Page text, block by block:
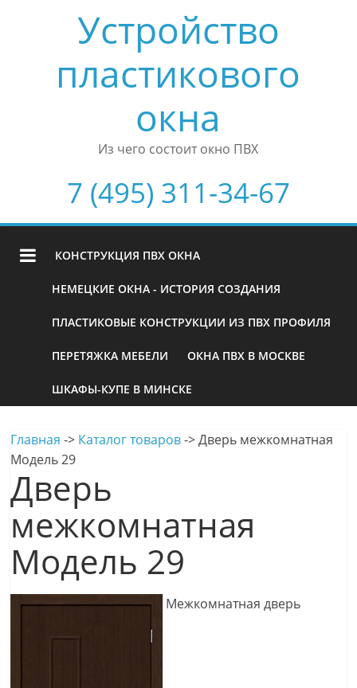
Устройство
пластикового
окна
Из чего состоит окно ПВХ
7 (495) 311-34-67
КОНСТРУКЦИЯ ПВХ ОКНА
НЕМЕЦКИЕ ОКНА - ИСТОРИЯ СОЗДАНИЯ
ПЛАСТИКОВЫЕ КОНСТРУКЦИИ ИЗ ПВХ ПРОФИЛЯ
ПЕРЕТЯЖКА МЕБЕЛИ ОКНА ПВХ В МОСКВЕ
ШКАФЫ-КУПЕ В МИНСКЕ
Главная -> Каталог товаров->Дверь межкомнатная
Модель 29
Дверь
межкомнатная
Модель 29
Межкомнатная дверь